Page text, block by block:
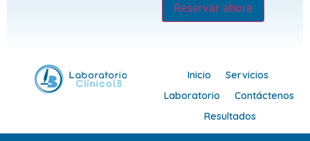
Reservar ahora
Inicio
Servicios
Laboratorio
Contáctenos
Resultados